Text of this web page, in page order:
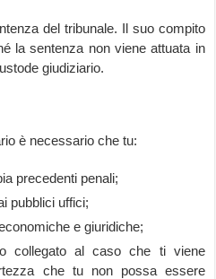
del tribunale. Il suo compito
la sentenza non viene attuata in
giudiziario.
è necessario che tu:
precedenti penali;
pubblici uffici;
e giuridiche;
collegato al caso che ti viene
che tu non possa essere